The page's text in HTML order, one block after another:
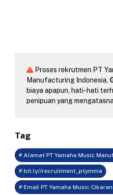
Proses rekrutmen PT
Manufacturing Indonesia,
biaya apapun, hati-hati
penipuan yang
Tag
# Alamat PT Yamaha Music
# bit.ly//recruitment_ptymma
# Email PT Yamaha Music